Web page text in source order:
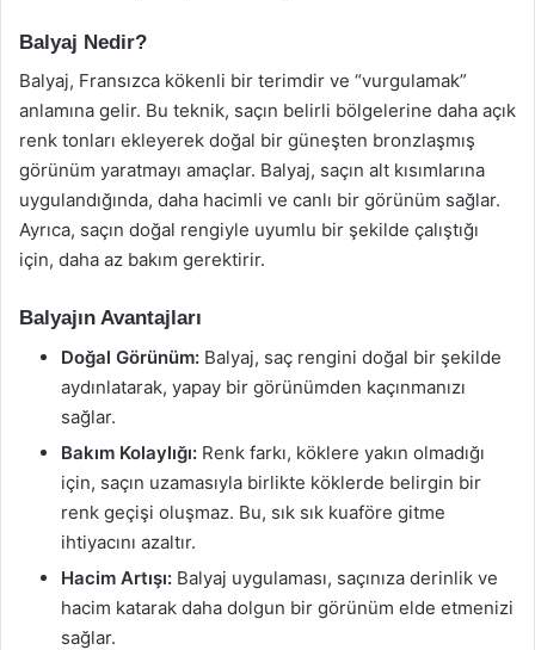
Balyaj Nedir?
Balyaj, Fransızca kökenli bir terimdir ve “vurgulamak”
anlamına gelir. Bu teknik, saçın belirli bölgelerine daha açık
renk tonları ekleyerek doğal bir güneşten bronzlaşmış
görünüm yaratmayı amaçlar. Balyaj, saçın alt kısımlarına
uygulandığında, daha hacimli ve canlı bir görünüm sağlar.
Ayrıca, saçın doğal rengiyle uyumlu bir şekilde çalıştığı
için, daha az bakım gerektirir.
Balyajın Avantajları
Doğal Görünüm: Balyaj, saç rengini doğal bir şekilde
aydınlatarak, yapay bir görünümden kaçınmanızı
sağlar.
Bakım Kolaylığı: Renk farkı, köklere yakın olmadığı
için, saçın uzamasıyla birlikte köklerde belirgin bir
renk geçişi oluşmaz. Bu, sık sık kuaföre gitme
ihtiyacını azaltır.
Hacim Artışı: Balyaj uygulaması, saçınıza derinlik ve
hacim katarak daha dolgun bir görünüm elde etmenizi
sağlar.